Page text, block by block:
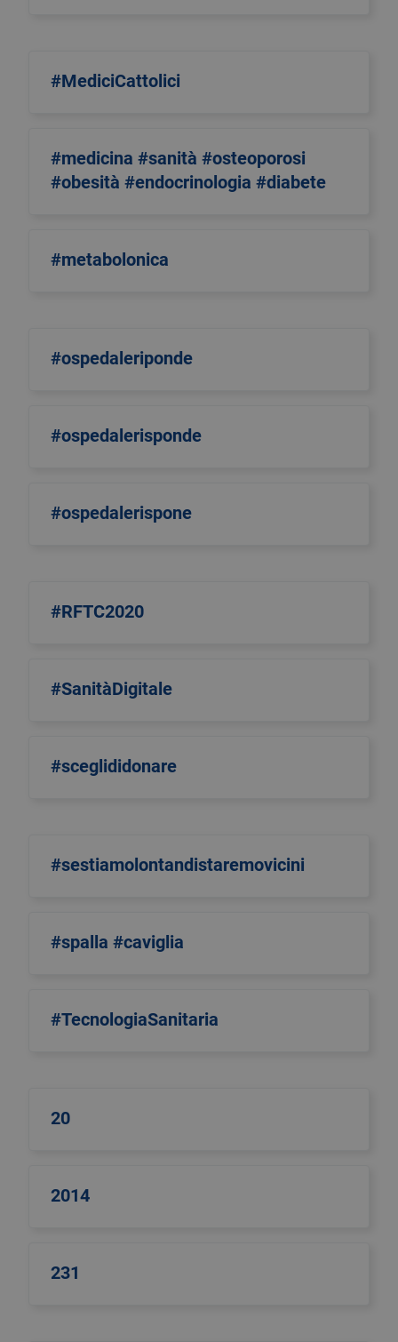
#MediciCattolici
#medicina #sanità #osteoporosi
#obesità #endocrinologia #diabete
#metabolonica
#ospedaleriponde
#ospedalerisponde
#ospedalerispone
#RFTC2020
#SanitàDigitale
#sceglididonare
#sestiamolontandistaremovicini
#spalla #caviglia
#TecnologiaSanitaria
20
2014
231